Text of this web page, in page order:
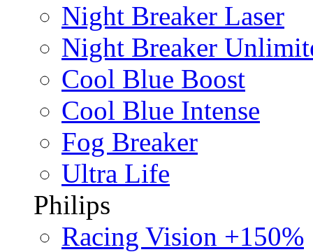
Night Breaker Laser
Night Breaker
Cool Blue Boost
Cool Blue Intense
Fog Breaker
Ultra Life
Philips
Racing Vision +150%